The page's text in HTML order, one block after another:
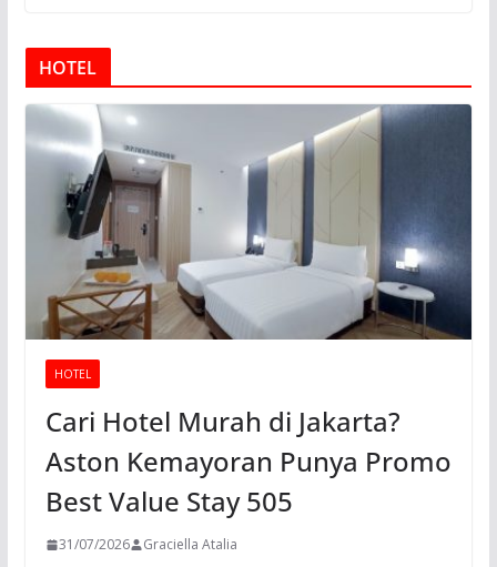
HOTEL
HOTEL
Cari Hotel Murah di Jakarta?
Aston Kemayoran Punya Promo
Best Value Stay 505
31/07/2026 Graciella Atalia